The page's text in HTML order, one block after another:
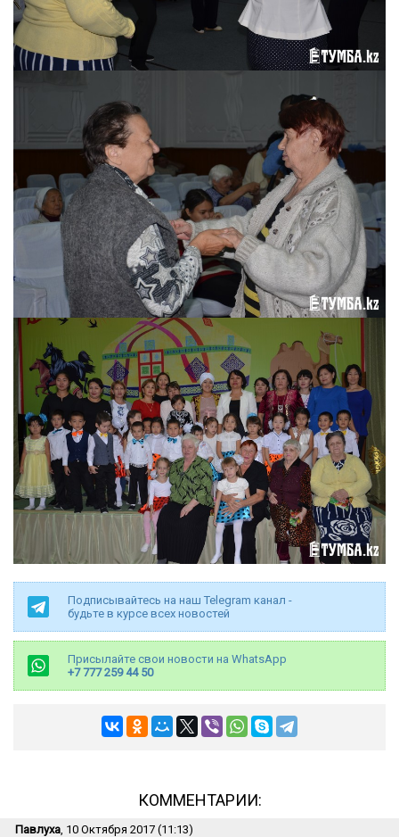
Подписывайтесь на наш Telegram канал -
будьте в курсе всех новостей
Присылайте свои новости на WhatsApp
+7 777 259 44 50
КОММЕНТАРИИ:
Павлуха , 10 Октября 2017 (11:13)